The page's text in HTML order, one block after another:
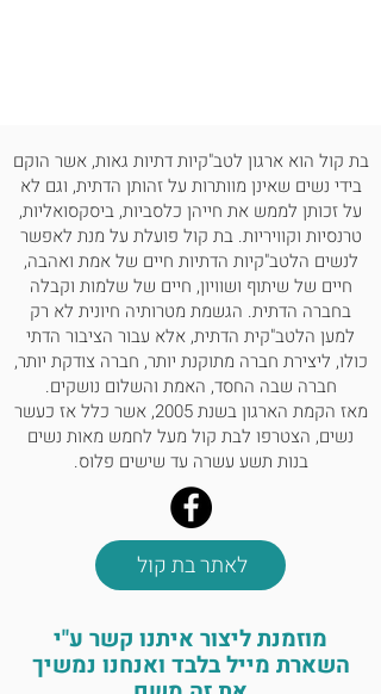
בת קול הוא ארגון לטב"קיות דתיות גאות, אשר הוקם
בידי נשים שאינן מוותרות על זהותן הדתית, וגם לא
על זכותן לממש את חייהן כלסביות, ביסקסואליות,
טרנסיות וקוויריות. בת קול פועלת על מנת לאפשר
לנשים הלטב"קיות הדתיות חיים של אמת ואהבה,
חיים של שיתוף ושוויון, חיים של שלמות וקבלה
בחברה הדתית. הגשמת מטרותיה חיונית לא רק
למען הלטב"קית הדתית, אלא עבור הציבור הדתי
כולו, ליצירת חברה מתוקנת יותר, חברה צודקת יותר,
חברה שבה החסד, האמת והשלום נושקים.
מאז הקמת הארגון בשנת 2005, אשר כלל אז כעשר
נשים, הצטרפו לבת קול מעל לחמש מאות נשים
בנות תשע עשרה עד שישים פלוס.
לאתר בת קול
מוזמנת ליצור איתנו קשר ע"י
השארת מייל בלבד ואנחנו נמשיך